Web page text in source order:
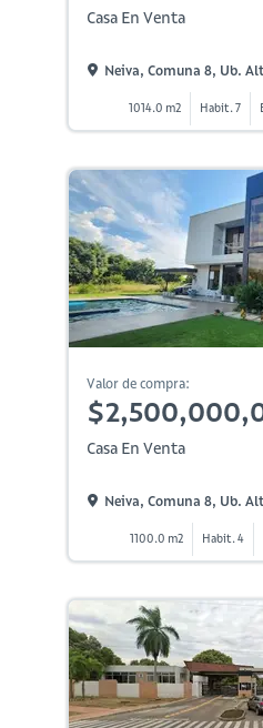
Casa En Venta
Neiva, Comuna 8, Ub.
1014.0 m2 Habit. 7
Valor de compra:
Casa En Venta
Neiva, Comuna 8, Ub.
1100.0 m2 Habit. 4